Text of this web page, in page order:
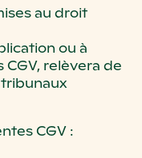
au droit
ou à
relèvera de
CGV :